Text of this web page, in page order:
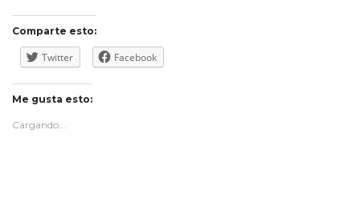
Comparte esto:
Twitter Facebook
Me gusta esto:
Cargando...